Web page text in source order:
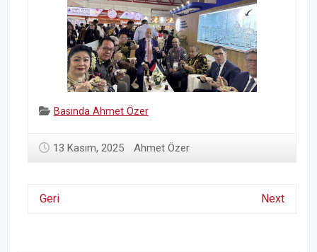
Categories:
Basında Ahmet Özer
13 Kasım, 2025 Ahmet Özer
Geri Next